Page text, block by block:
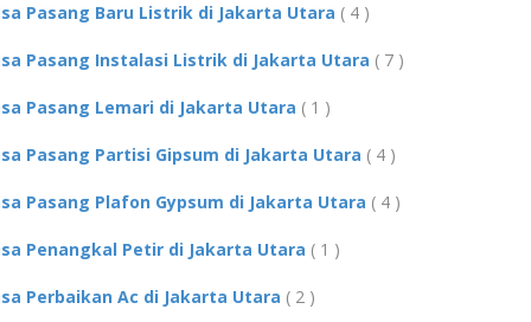
Pasang Baru Listrik di Jakarta Utara ( 4 )
Pasang Instalasi Listrik di Jakarta Utara ( 7 )
Pasang Lemari di Jakarta Utara ( 1 )
Pasang Partisi Gipsum di Jakarta Utara ( 4 )
Pasang Plafon Gypsum di Jakarta Utara ( 4 )
Penangkal Petir di Jakarta Utara ( 1 )
Perbaikan Ac di Jakarta Utara ( 2 )